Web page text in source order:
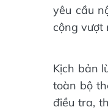
yêu cầu
cộng vượt
Kịch bản
toàn bộ
điều tra,